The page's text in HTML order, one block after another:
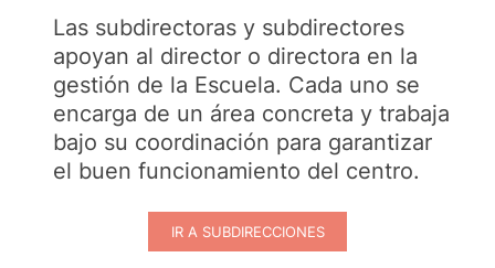
Las subdirectoras y subdirectores
apoyan al director o directora en la
gestión de la Escuela. Cada uno se
encarga de un área concreta y trabaja
bajo su coordinación para garantizar
el buen funcionamiento del centro.
IR A SUBDIRECCIONES